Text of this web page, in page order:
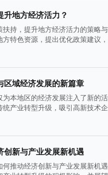
地方经济活力？
持，提升地方经济活力的策略
特色资源，提出优化政策建议
区域经济发展的新篇章
本地区的经济发展注入了新的
产业转型升级，吸引高新技术
创新与产业发展新机遇
推动经济创新与产业发展新机